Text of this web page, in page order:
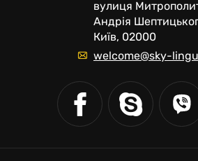
вулиця
Андрія
Київ, 02000
welcome@sky-